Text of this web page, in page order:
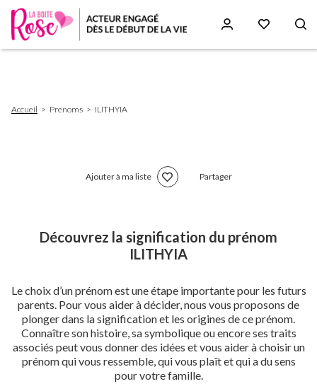
d'Ariane
Accueil Prenoms ILITHYIA
Ajouter à ma liste Partager
Découvrez la signification du prénom
ILITHYIA
Le choix d’un prénom est une étape importante pour les futurs
parents. Pour vous aider à décider, nous vous proposons de
plonger dans la signification et les origines de ce prénom.
Connaître son histoire, sa symbolique ou encore ses traits
associés peut vous donner des idées et vous aider à choisir un
prénom qui vous ressemble, qui vous plaît et qui a du sens
pour votre famille.